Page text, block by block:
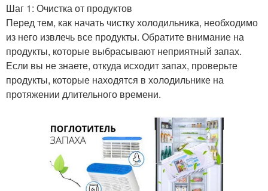
Шаг 1: Очистка от продуктов
Перед тем, как начать чистку холодильника, необходимо
из него извлечь все продукты. Обратите внимание на
продукты, которые выбрасывают неприятный запах.
Если вы не знаете, откуда исходит запах, проверьте
продукты, которые находятся в холодильнике на
протяжении длительного времени.